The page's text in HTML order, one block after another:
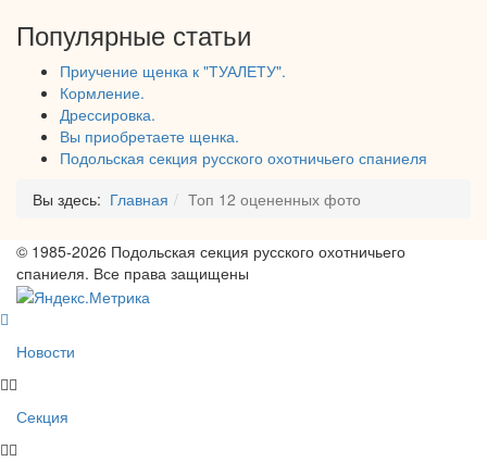
Популярные статьи
Приучение щенка к "ТУАЛЕТУ".
Кормление.
Дрессировка.
Вы приобретаете щенка.
Подольская секция русского охотничьего спаниеля
Вы здесь: Главная Топ 12 оцененных фото
© 1985-2026 Подольская секция русского охотничьего
спаниеля. Все права защищены
Новости
Секция